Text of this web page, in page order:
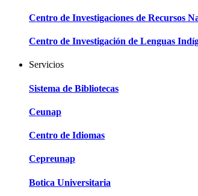
Centro de Investigaciones de Recursos
Centro de Investigación de Lenguas
Servicios
Sistema de Bibliotecas
Ceunap
Centro de Idiomas
Cepreunap
Botica Universitaria